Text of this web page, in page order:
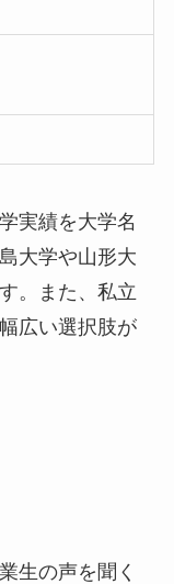
実績を大学名
大学や山形大
。また、私立
広い選択肢が
生の声を聞く